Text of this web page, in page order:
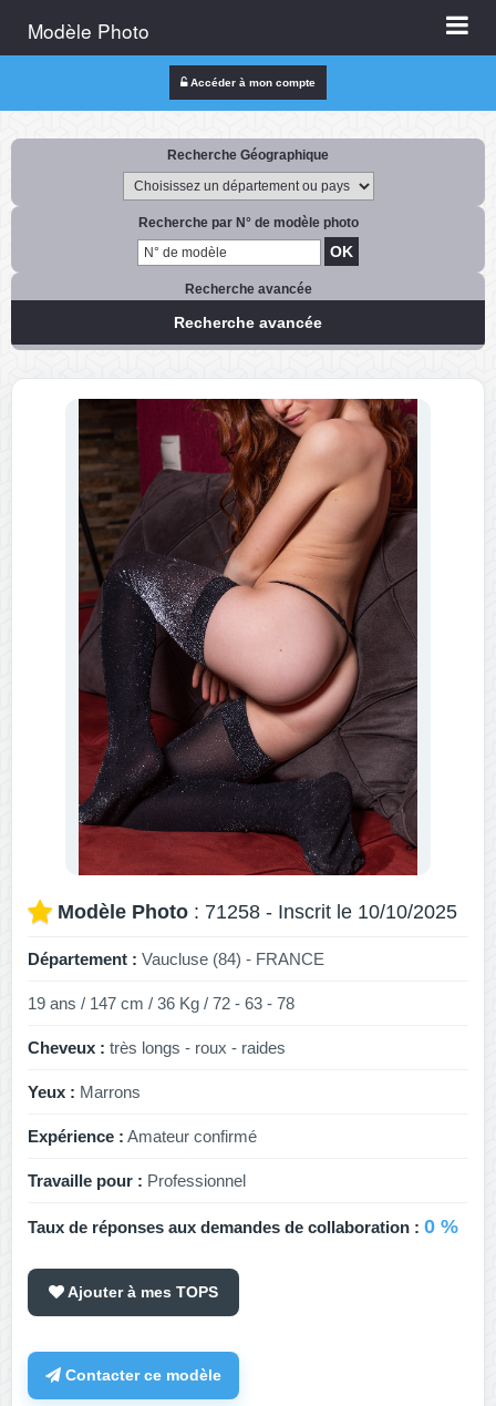
Modèle Photo
Accéder à mon compte
Recherche Géographique
Recherche par N° de modèle photo
Recherche avancée
Recherche avancée
Modèle Photo : 71258 - Inscrit le 10/10/2025
Département : Vaucluse (84) - FRANCE
19 ans / 147 cm / 36 Kg / 72 - 63 - 78
Cheveux : très longs - roux - raides
Yeux : Marrons
Expérience : Amateur confirmé
Travaille pour : Professionnel
Taux de réponses aux demandes de collaboration : 0 %
Ajouter à mes TOPS
Contacter ce modèle